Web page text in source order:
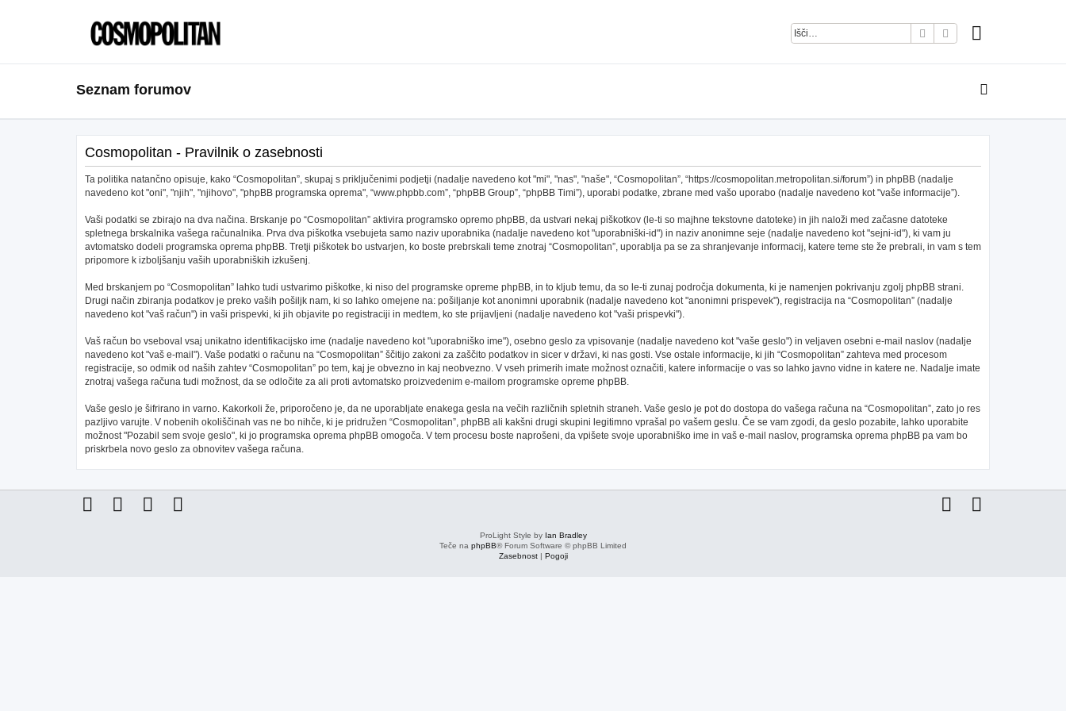
IskanjeNapredno iskanje
Seznam forumov
Cosmopolitan - Pravilnik o zasebnosti
Ta politika natančno opisuje, kako “Cosmopolitan”, skupaj s priključenimi podjetji (nadalje navedeno kot "mi", "nas", "naše", “Cosmopolitan”, “https://cosmopolitan.metropolitan.si/forum”) in phpBB (nadalje
navedeno kot "oni", "njih", "njihovo", "phpBB programska oprema", “www.phpbb.com”, “phpBB Group”, “phpBB Timi”), uporabi podatke, zbrane med vašo uporabo (nadalje navedeno kot "vaše informacije”).
Vaši podatki se zbirajo na dva načina. Brskanje po “Cosmopolitan” aktivira programsko opremo phpBB, da ustvari nekaj piškotkov (le-ti so majhne tekstovne datoteke) in jih naloži med začasne datoteke
spletnega brskalnika vašega računalnika. Prva dva piškotka vsebujeta samo naziv uporabnika (nadalje navedeno kot "uporabniški-id") in naziv anonimne seje (nadalje navedeno kot "sejni-id"), ki vam ju
avtomatsko dodeli programska oprema phpBB. Tretji piškotek bo ustvarjen, ko boste prebrskali teme znotraj “Cosmopolitan”, uporablja pa se za shranjevanje informacij, katere teme ste že prebrali, in vam s tem
pripomore k izboljšanju vaših uporabniških izkušenj.
Med brskanjem po “Cosmopolitan” lahko tudi ustvarimo piškotke, ki niso del programske opreme phpBB, in to kljub temu, da so le-ti zunaj področja dokumenta, ki je namenjen pokrivanju zgolj phpBB strani.
Drugi način zbiranja podatkov je preko vaših pošiljk nam, ki so lahko omejene na: pošiljanje kot anonimni uporabnik (nadalje navedeno kot "anonimni prispevek"), registracija na “Cosmopolitan” (nadalje
navedeno kot "vaš račun") in vaši prispevki, ki jih objavite po registraciji in medtem, ko ste prijavljeni (nadalje navedeno kot "vaši prispevki").
Vaš račun bo vseboval vsaj unikatno identifikacijsko ime (nadalje navedeno kot "uporabniško ime"), osebno geslo za vpisovanje (nadalje navedeno kot "vaše geslo") in veljaven osebni e-mail naslov (nadalje
navedeno kot "vaš e-mail"). Vaše podatki o računu na “Cosmopolitan” ščitijo zakoni za zaščito podatkov in sicer v državi, ki nas gosti. Vse ostale informacije, ki jih “Cosmopolitan” zahteva med procesom
registracije, so odmik od naših zahtev “Cosmopolitan” po tem, kaj je obvezno in kaj neobvezno. V vseh primerih imate možnost označiti, katere informacije o vas so lahko javno vidne in katere ne. Nadalje imate
znotraj vašega računa tudi možnost, da se odločite za ali proti avtomatsko proizvedenim e-mailom programske opreme phpBB.
Vaše geslo je šifrirano in varno. Kakorkoli že, priporočeno je, da ne uporabljate enakega gesla na večih različnih spletnih straneh. Vaše geslo je pot do dostopa do vašega računa na “Cosmopolitan”, zato jo res
pazljivo varujte. V nobenih okoliščinah vas ne bo nihče, ki je pridružen “Cosmopolitan”, phpBB ali kakšni drugi skupini legitimno vprašal po vašem geslu. Če se vam zgodi, da geslo pozabite, lahko uporabite
možnost "Pozabil sem svoje geslo", ki jo programska oprema phpBB omogoča. V tem procesu boste naprošeni, da vpišete svoje uporabniško ime in vaš e-mail naslov, programska oprema phpBB pa vam bo
priskrbela novo geslo za obnovitev vašega računa.
ProLight Style by Ian Bradley
Teče na phpBB® Forum Software © phpBB Limited
Zasebnost| Pogoji